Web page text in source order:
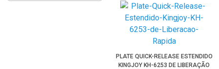
PLATE QUICK-RELEASE ESTENDIDO
KINGJOY KH-6253 DE LIBERAÇÃO